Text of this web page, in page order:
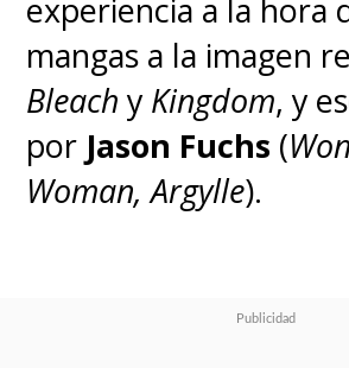
experiencia a la hora
mangas a la imagen
Bleach y Kingdom, y
por Jason Fuchs (
Woman, Argylle).